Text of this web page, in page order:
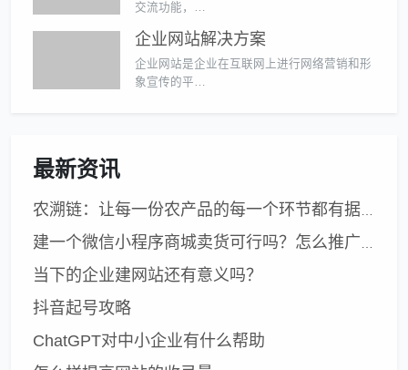
交流功能，…
企业网站解决方案
企业网站是企业在互联网上进行网络营销和形
象宣传的平…
最新资讯
当下的企业建网站还有意义吗？
抖音起号攻略
ChatGPT对中小企业有什么帮助